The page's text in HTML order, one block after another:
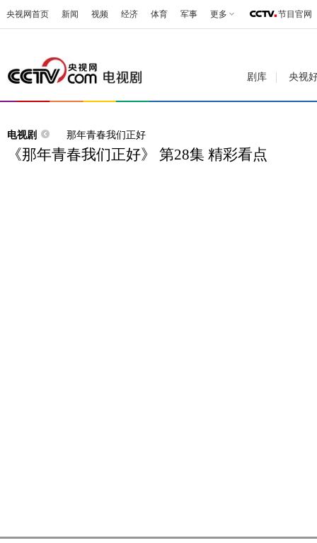
央视网首页 新闻 视频 经济 体育 军事 更多 节目官网
剧库 央视
电视剧 那年青春我们正好
《那年青春我们正好》 第28集 精彩看点